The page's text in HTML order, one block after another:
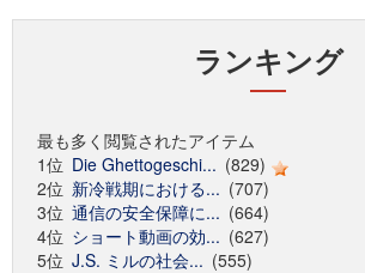
ランキング
最も多く閲覧されたアイテム
1位 Die Ghettogeschi... (829)
2位 新冷戦期における... (707)
3位 通信の安全保障に... (664)
4位 ショート動画の効... (627)
5位 J.S. ミルの社会... (555)